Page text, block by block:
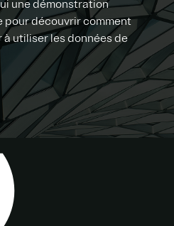
une démonstration
découvrir comment
utiliser les données de